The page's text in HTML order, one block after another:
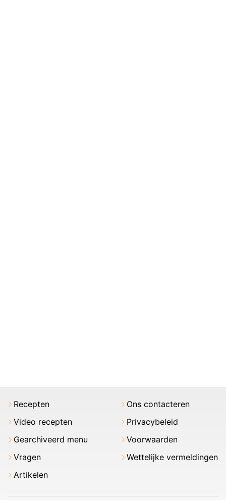
Recepten
Video recepten
Gearchiveerd menu
Vragen
Artikelen
Ons contacteren
Privacybeleid
Voorwaarden
Wettelijke vermeldingen